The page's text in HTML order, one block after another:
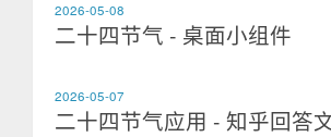
2026-05-08
二十四节气 - 桌面小组件
2026-05-07
二十四节气应用 - 知乎回答